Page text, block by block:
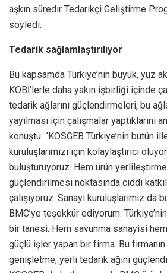
aşkın süredir Tedarikçi Geliştirme
söyledi.
Tedarik sağlamlaştırılıyor
Bu kapsamda Türkiye’nin büyük, yüz
KOBİ’lerle daha yakın işbirliği içinde
tedarik ağlarını güçlendirmeleri, bu
yayılması için çalışmalar yaptıklarını
konuştu: “KOSGEB Türkiye’nin bütün
kuruluşlarımızı için kolaylaştırıcı
buluşturuyoruz. Hem ürün
güçlendirilmesi noktasında ciddi
çalışıyoruz. Sanayi kuruluşlarımız da
BMC’ye teşekkür ediyorum.
bir tanesi. Hem savunma sanayisi
güçlü işler yapan bir firma. Bu firmanın
genişletme, yerli tedarik ağını